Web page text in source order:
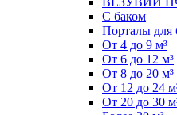
С баком
Порталы для
От 4 до 9 м³
От 6 до 12 м³
От 8 до 20 м³
От 12 до 24
От 20 до 30